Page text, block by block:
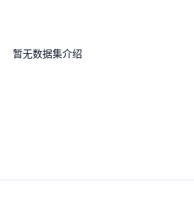
暂无数据集介绍